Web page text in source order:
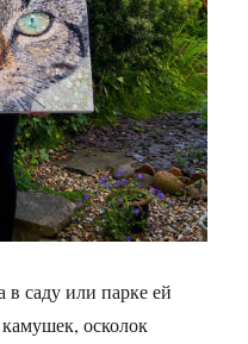
в саду или парке ей
осколок